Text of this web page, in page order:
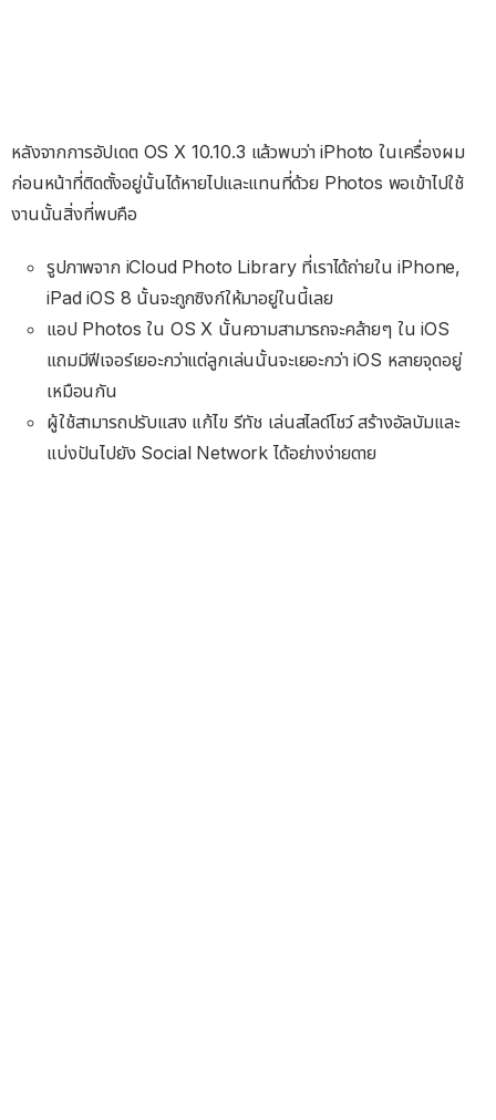
หลังจากการอัปเดต OS X 10.10.3 แล้วพบว่า iPhoto ในเครื่องผม
ก่อนหน้าที่ติดตั้งอยู่นั้นได้หายไปและแทนที่ด้วย Photos พอเข้าไปใช้
งานนั้นสิ่งที่พบคือ
รูปภาพจาก iCloud Photo Library ที่เราได้ถ่ายใน iPhone,
iPad iOS 8 นั้นจะถูกซิงก์ให้มาอยู่ในนี้เลย
แอป Photos ใน OS X นั้นความสามารถจะคล้ายๆ ใน iOS
แถมมีฟีเจอร์เยอะกว่าแต่ลูกเล่นนั้นจะเยอะกว่า iOS หลายจุดอยู่
เหมือนกัน
ผู้ใช้สามารถปรับแสง แก้ไข รีทัช เล่นสไลด์โชว์ สร้างอัลบัมและ
แบ่งปันไปยัง Social Network ได้อย่างง่ายดาย